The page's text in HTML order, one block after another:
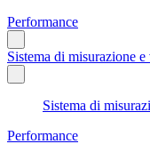
Performance
Sistema di misurazione
Sistema di
Performance